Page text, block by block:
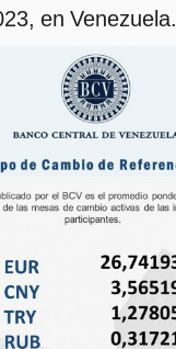
en Venezuela.